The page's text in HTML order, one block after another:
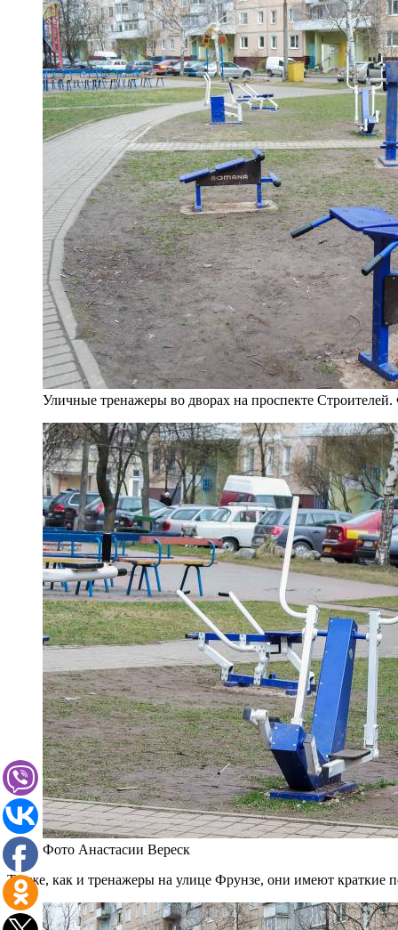
Уличные тренажеры во дворах на проспекте
Фото Анастасии Вереск
Также, как и тренажеры на улице Фрунзе, они имеют краткие